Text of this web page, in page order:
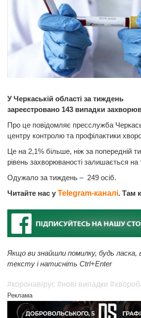
У Черкаській області за тиждень
зареєстровано 143 випадки
Про це повідомляє пресслужба
центру контролю та профілактики
Це на 2,1% більше, ніж за попередній
рівень захворюваності залишається на
Одужало за тиждень – 249 осіб.
Читайте нас у Telegram-каналі. Там
Якщо ви знайшли помилку, будь ласка,
тексту і натисніть Ctrl+Enter
#коронавірус #нові випадки
Реклама